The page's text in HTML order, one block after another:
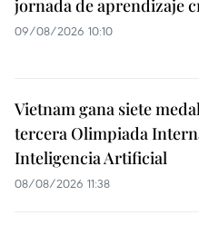
jornada de aprendizaje
09/08/2026 10:10
Vietnam gana siete
tercera Olimpiada
Inteligencia Artificial
08/08/2026 11:38